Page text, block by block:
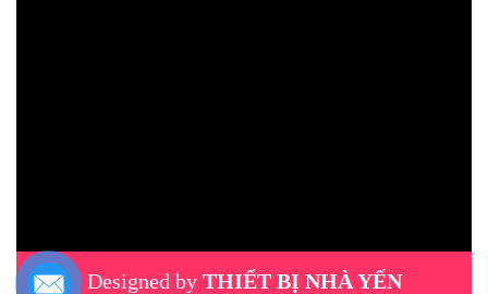
Designed by THIẾT BỊ NHÀ YẾN